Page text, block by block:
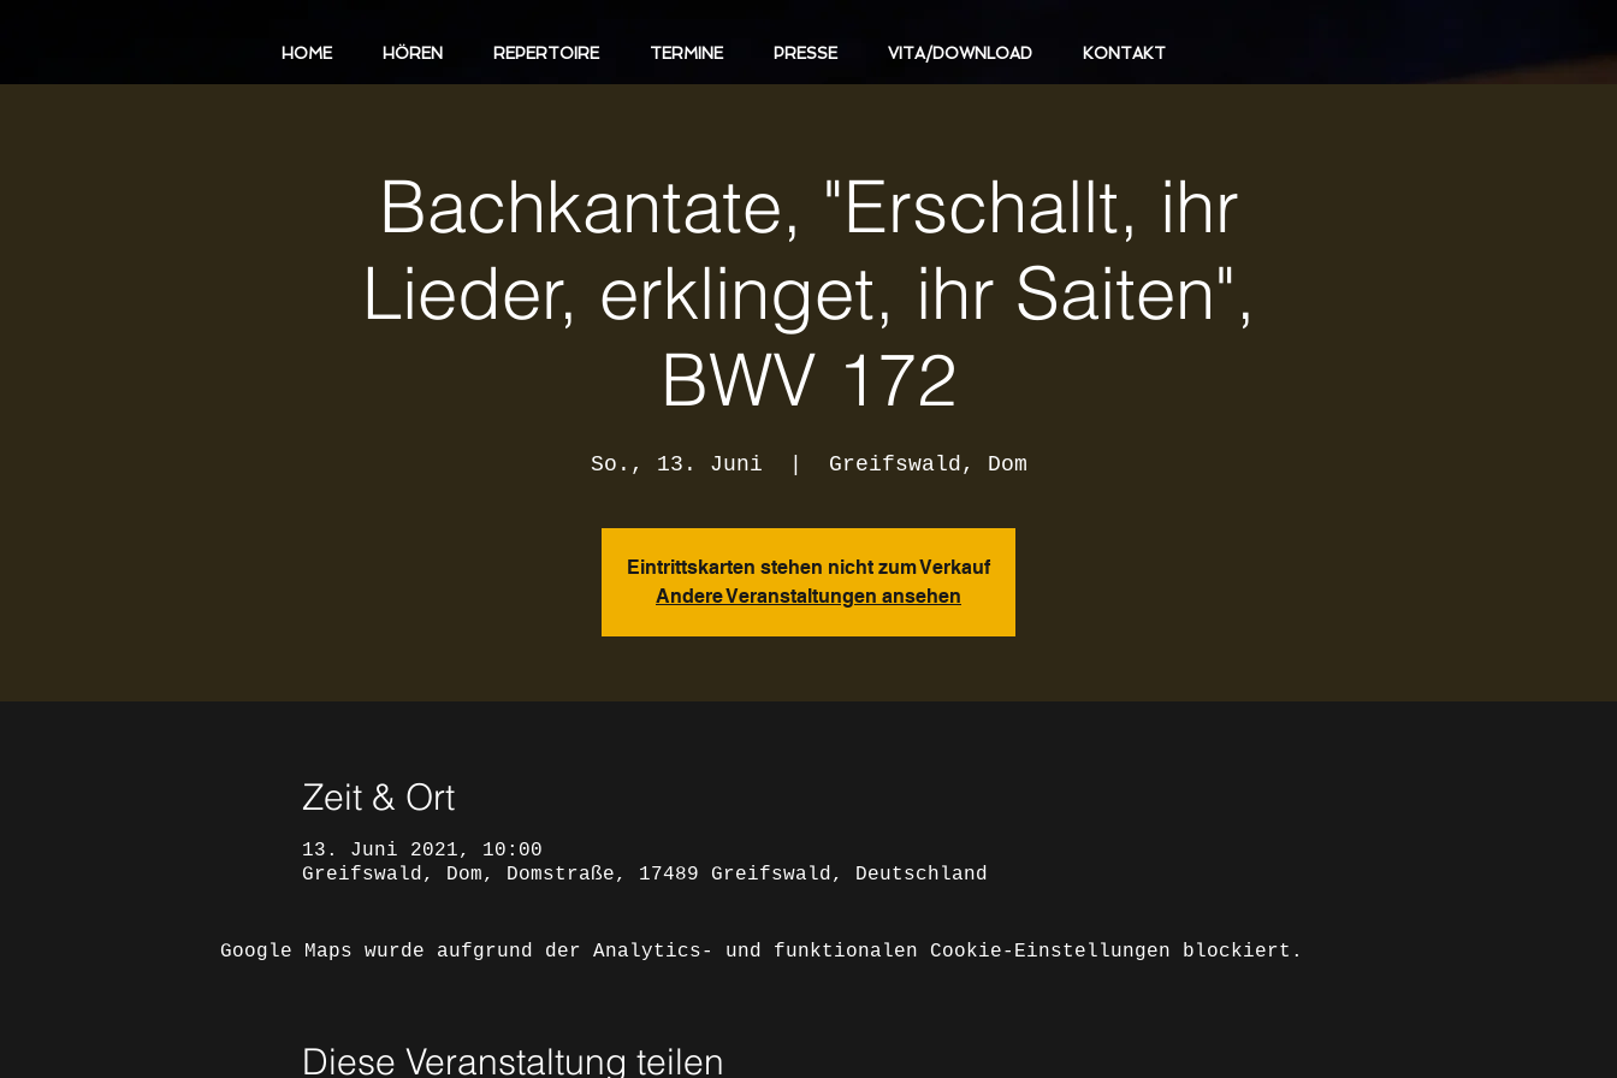
HOME HÖREN REPERTOIRE TERMINE PRESSE VITA/DOWNLOAD KONTAKT
Bachkantate, "Erschallt, ihr
Lieder, erklinget, ihr Saiten",
BWV 172
So., 13. Juni Greifswald, Dom
Eintrittskarten stehen nicht zum Verkauf
Andere Veranstaltungen ansehen
Zeit & Ort
13. Juni 2021, 10:00
Greifswald, Dom, Domstraße, 17489 Greifswald, Deutschland
Google Maps wurde aufgrund der Analytics- und funktionalen Cookie-Einstellungen blockiert.
Diese Veranstaltung teilen